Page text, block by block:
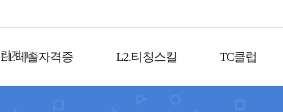
L1.테솔자격증 L2.티칭스킬 TC클럽